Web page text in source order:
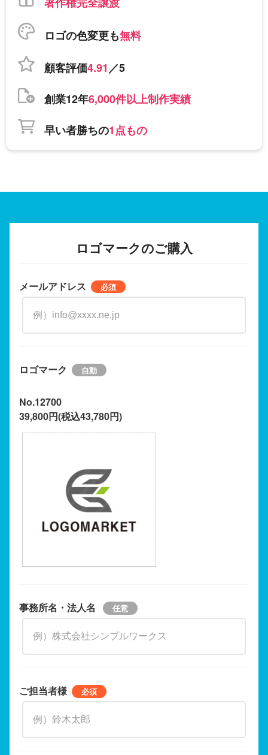
ロゴの色変更も無料
顧客評価4.91／5
創業12年6,000件以上制作実績
早い者勝ちの1点もの
ロゴマークのご購入
メールアドレス
ロゴマーク
No.12700
39,800円(税込43,780円)
事務所名・法人名
ご担当者様